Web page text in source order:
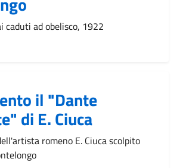
caduti ad obelisco, 1922
il "Dante
di E. Ciuca
romeno E. Ciuca scolpito